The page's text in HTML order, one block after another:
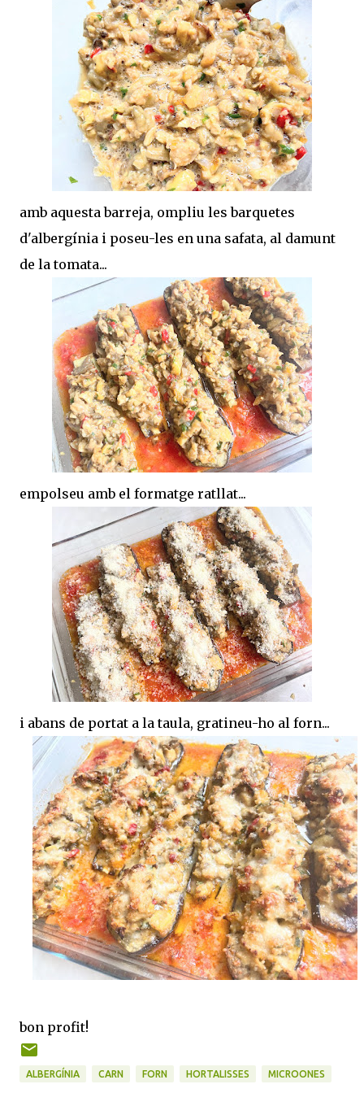
amb aquesta barreja, ompliu les barquetes
d'albergínia i poseu-les en una safata, al damunt
de la tomata...
empolseu amb el formatge ratllat...
i abans de portat a la taula, gratineu-ho al forn...
bon profit!
ALBERGÍNIA CARN FORN HORTALISSES MICROONES